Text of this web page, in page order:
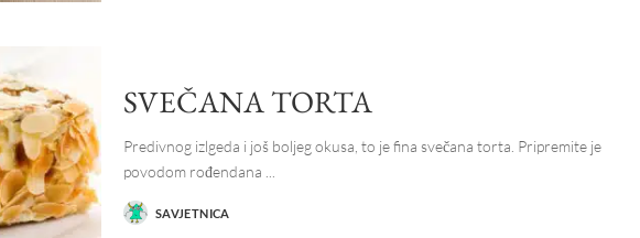
SVEČANA TORTA
Predivnog izlgeda i još boljeg okusa, to je fina svečana torta. Pripremite je
povodom rođendana
POSTED
BY
SAVJETNICA